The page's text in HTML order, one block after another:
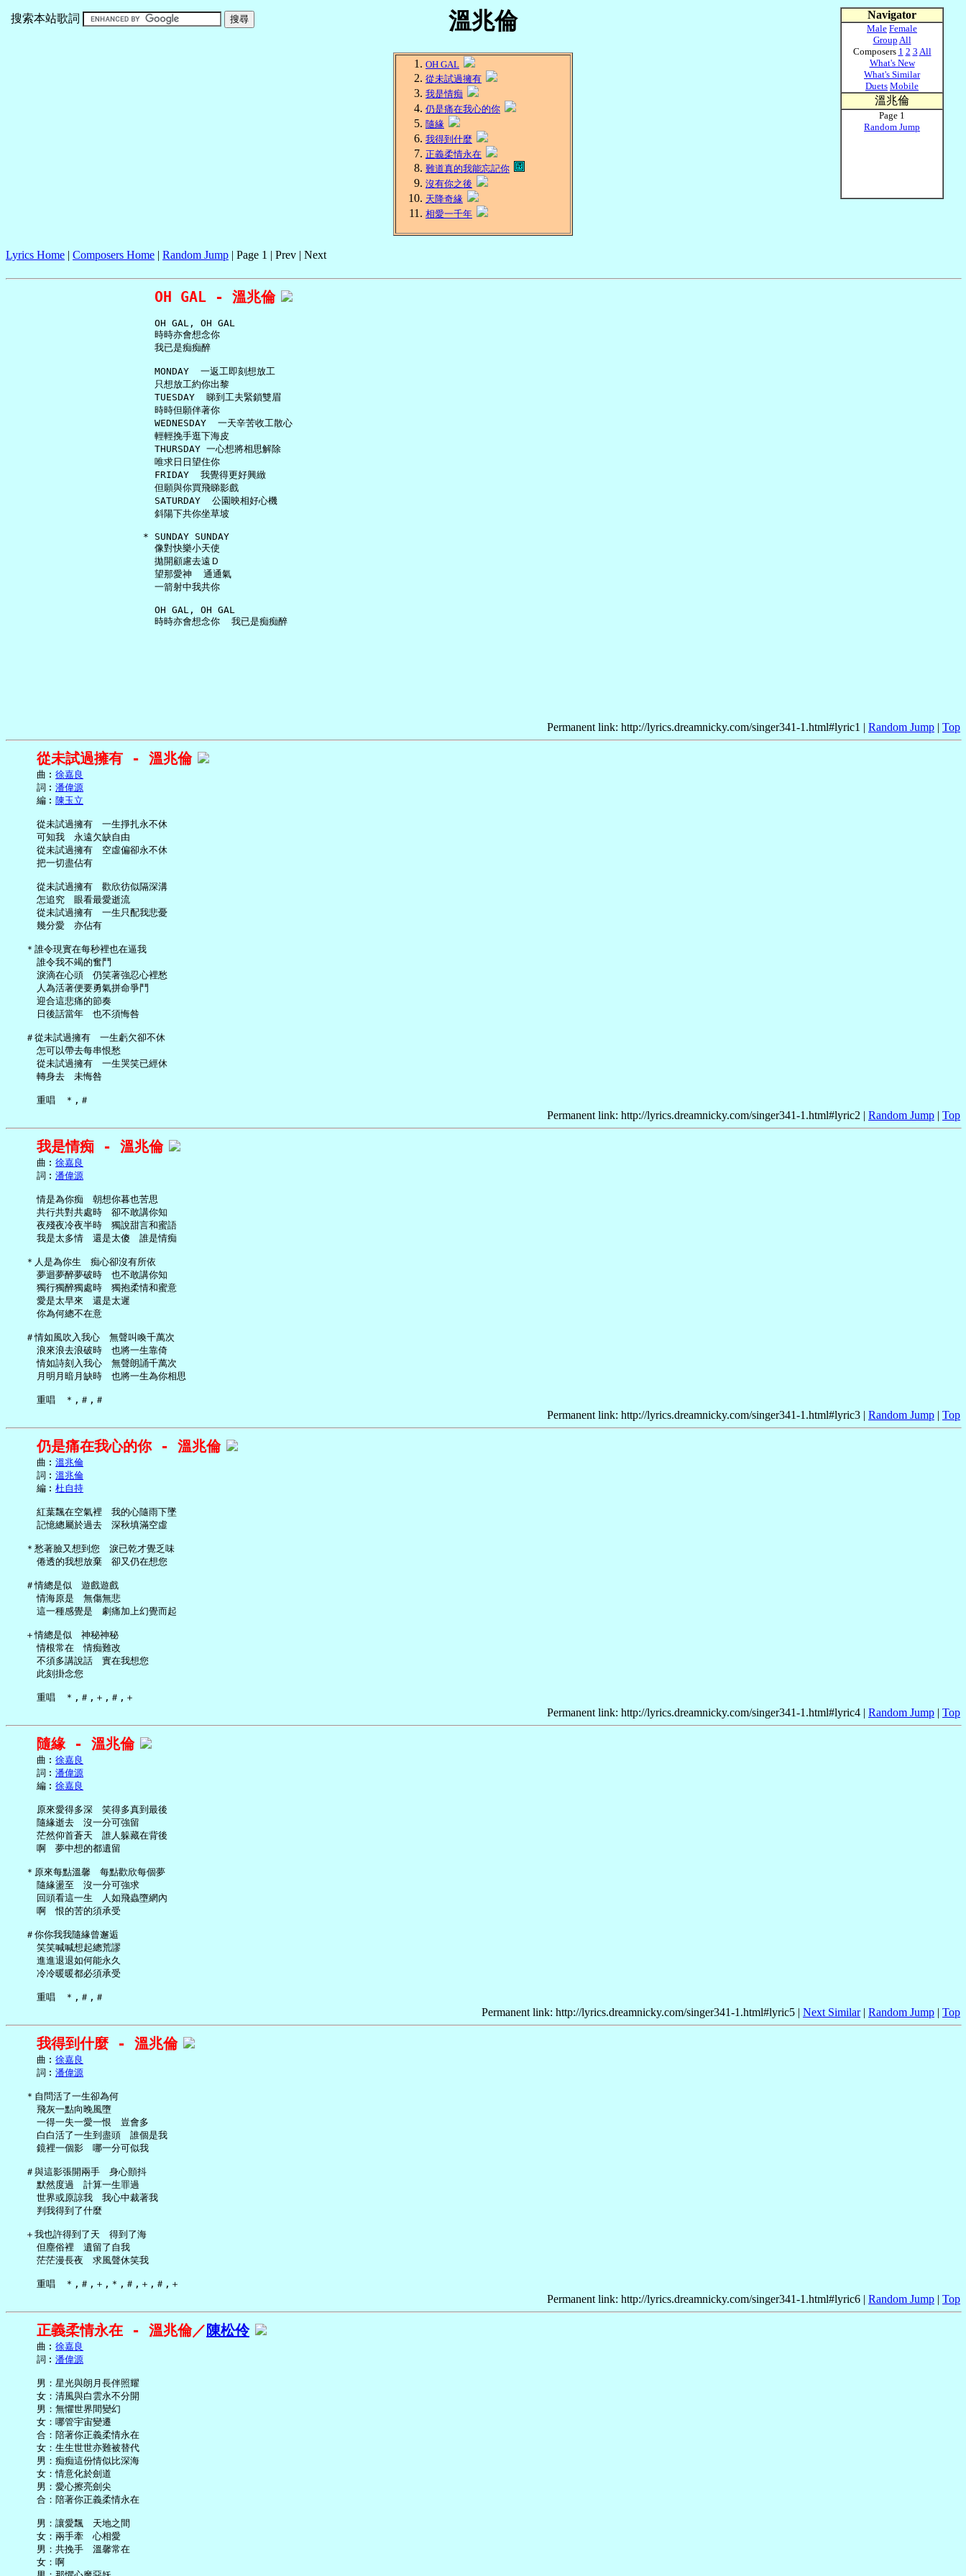
溫兆倫
搜索本站歌詞
OH GAL
從未試過擁有
我是情痴
仍是痛在我心的你
隨緣
我得到什麼
正義柔情永在
難道真的我能忘記你
沒有你之後
天降奇緣
相愛一千年
Lyrics Home | Composers Home | Random Jump | Page 1 | Prev | Next
OH GAL - 溫兆倫
     OH GAL, OH GAL
     時時亦會想念你
     我已是痴痴醉
     MONDAY  一返工即刻想放工
     只想放工約你出黎
     TUESDAY  睇到工夫緊鎖雙眉
     時時但願伴著你
     WEDNESDAY  一天辛苦收工散心
     輕輕挽手逛下海皮
     THURSDAY 一心想將相思解除
     唯求日日望住你
     FRIDAY  我覺得更好興緻
     但願與你買飛睇影戲
     SATURDAY  公園映相好心機
     斜陽下共你坐草坡
   * SUNDAY SUNDAY
     像對快樂小天使
     拋開顧慮去遠Ｄ
     望那愛神  通通氣
     一箭射中我共你
     OH GAL, OH GAL
Permanent link: http://lyrics.dreamnicky.com/singer341-1.html#lyric1 | Random Jump | Top
從未試過擁有 - 溫兆倫
     曲︰
徐嘉良
     詞︰
潘偉源
     編︰
陳玉立
     從未試過擁有　一生掙扎永不休
     可知我　永遠欠缺自由
     從未試過擁有　空虛偏卻永不休
     把一切盡佔有
     從未試過擁有　歡欣彷似隔深溝
     怎追究　眼看最愛逝流
     從未試過擁有　一生只配我悲憂
     幾分愛　亦佔有
   ＊誰令現實在每秒裡也在逼我
     誰令我不竭的奮鬥
     淚滴在心頭　仍笑著強忍心裡愁
     人為活著便要勇氣拼命爭鬥
     迎合這悲痛的節奏
     日後話當年　也不須悔咎
   ＃從未試過擁有　一生虧欠卻不休
     怎可以帶去每串恨愁
     從未試過擁有　一生哭笑已經休
     轉身去　未悔咎
Permanent link: http://lyrics.dreamnicky.com/singer341-1.html#lyric2 | Random Jump | Top
我是情痴 - 溫兆倫
     曲︰
徐嘉良
     詞︰
潘偉源
     情是為你痴　朝想你暮也苦思
     共行共對共處時　卻不敢講你知
     夜殘夜冷夜半時　獨說甜言和蜜語
     我是太多情　還是太傻　誰是情痴
   ＊人是為你生　痴心卻沒有所依
     夢迴夢醉夢破時　也不敢講你知
     獨行獨醉獨處時　獨抱柔情和蜜意
     愛是太早來　還是太遲
     你為何總不在意
   ＃情如風吹入我心　無聲叫喚千萬次
     浪來浪去浪破時　也將一生靠倚
     情如詩刻入我心　無聲朗誦千萬次
     月明月暗月缺時　也將一生為你相思
Permanent link: http://lyrics.dreamnicky.com/singer341-1.html#lyric3 | Random Jump | Top
仍是痛在我心的你 - 溫兆倫
     曲︰
溫兆倫
     詞︰
溫兆倫
     編︰
杜自持
     紅葉飄在空氣裡　我的心隨雨下墜
     記憶總屬於過去　深秋填滿空虛
   ＊愁著臉又想到您　淚已乾才覺乏味
     倦透的我想放棄　卻又仍在想您
   ＃情總是似　遊戲遊戲
     情海原是　無傷無悲
     這一種感覺是　劇痛加上幻覺而起
   ＋情總是似　神秘神秘
     情根常在　情痴難改
     不須多講說話　實在我想您
     此刻掛念您
Permanent link: http://lyrics.dreamnicky.com/singer341-1.html#lyric4 | Random Jump | Top
隨緣 - 溫兆倫
     曲︰
徐嘉良
     詞︰
潘偉源
     編︰
徐嘉良
     原來愛得多深　笑得多真到最後
     隨緣逝去　沒一分可強留
     茫然仰首蒼天　誰人躲藏在背後
     啊　夢中想的都遺留
   ＊原來每點溫馨　每點歡欣每個夢
     隨緣盪至　沒一分可強求
     回頭看這一生　人如飛蟲墮網內
     啊　恨的苦的須承受
   ＃你你我我隨緣曾邂逅
     笑笑喊喊想起總荒謬
     進進退退如何能永久
     冷冷暖暖都必須承受
Permanent link: http://lyrics.dreamnicky.com/singer341-1.html#lyric5 | Next Similar| Random Jump | Top
我得到什麼 - 溫兆倫
     曲︰
徐嘉良
     詞︰
潘偉源
   ＊自問活了一生卻為何
     飛灰一點向晚風墮
     一得一失一愛一恨　豈會多
     白白活了一生到盡頭　誰個是我
     鏡裡一個影　哪一分可似我
   ＃與這影張開兩手　身心顫抖
     默然度過　計算一生罪過
     世界或原諒我　我心中裁著我
     判我得到了什麼
   ＋我也許得到了天　得到了海
     但塵俗裡　遺留了自我
     茫茫漫長夜　求風聲休笑我
Permanent link: http://lyrics.dreamnicky.com/singer341-1.html#lyric6 | Random Jump | Top
正義柔情永在 - 溫兆倫／ 陳松伶
     曲︰
徐嘉良
     詞︰
潘偉源
     男：星光與朗月長伴照耀
     女：清風與白雲永不分開
     男：無懼世界間變幻
     女：哪管宇宙變遷
     合：陪著你正義柔情永在
     女：生生世世亦難被替代
     男：痴痴這份情似比深海
     女：情意化於劍道
     男：愛心擦亮劍尖
     合：陪著你正義柔情永在
     男：讓愛飄　天地之間
     女：兩手牽　心相愛
     男：共挽手　溫馨常在
     女：啊
Navigator
Male Female
Group All
Composers 1 2 3 All
What's New
What's Similar
Duets Mobile
溫兆倫
Page 1
Random Jump